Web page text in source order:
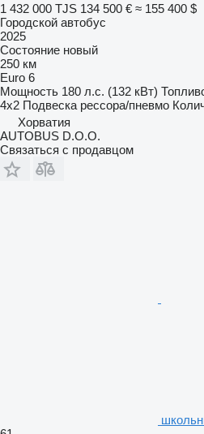
1 432 000 TJS 134 500 € ≈ 155 400 $
Городской автобус
2025
Состояние новый
250 км
Euro 6
Мощность 180 л.с. (132 кВт)
4x2 Подвеска рессора/пневмо
Хорватия
AUTOBUS D.O.O.
Связаться с продавцом